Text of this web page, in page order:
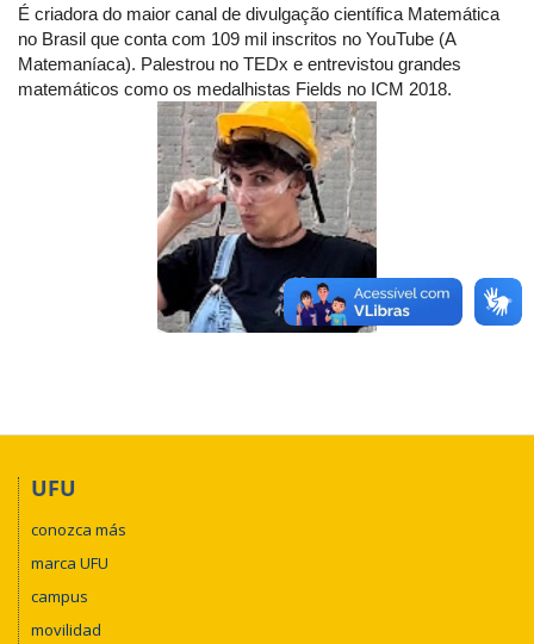
É criadora do maior canal de divulgação científica Matemática
no Brasil que conta com 109 mil inscritos no YouTube (A
Matemaníaca). Palestrou no TEDx e entrevistou grandes
matemáticos como os medalhistas Fields no ICM 2018.
UFU
conozca más
marca UFU
campus
movilidad